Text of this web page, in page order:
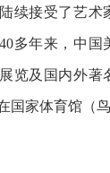
续接受了艺术
多年来，中国
览及国内外著
国家体育馆（鸟